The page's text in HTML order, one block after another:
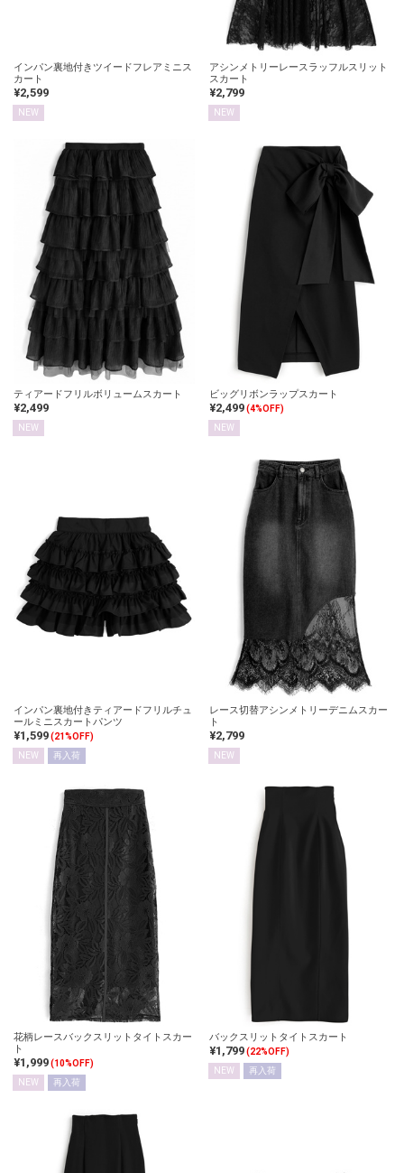
インパン裏地付きツイードフレアミニス
カート
¥2,599
NEW
アシンメトリーレースラッフルスリット
スカート
¥2,799
NEW
ティアードフリルボリュームスカート
¥2,499
NEW
ビッグリボンラップスカート
¥2,499(4%OFF)
NEW
インパン裏地付きティアードフリルチュ
ールミニスカートパンツ
¥1,599(21%OFF)
NEW
再入荷
レース切替アシンメトリーデニムスカー
ト
¥2,799
NEW
花柄レースバックスリットタイトスカー
ト
¥1,999(10%OFF)
NEW
再入荷
バックスリットタイトスカート
¥1,799(22%OFF)
NEW
再入荷